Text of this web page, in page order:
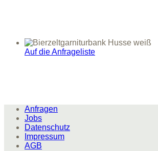
Auf die Anfrageliste
Anfragen
Jobs
Datenschutz
Impressum
AGB